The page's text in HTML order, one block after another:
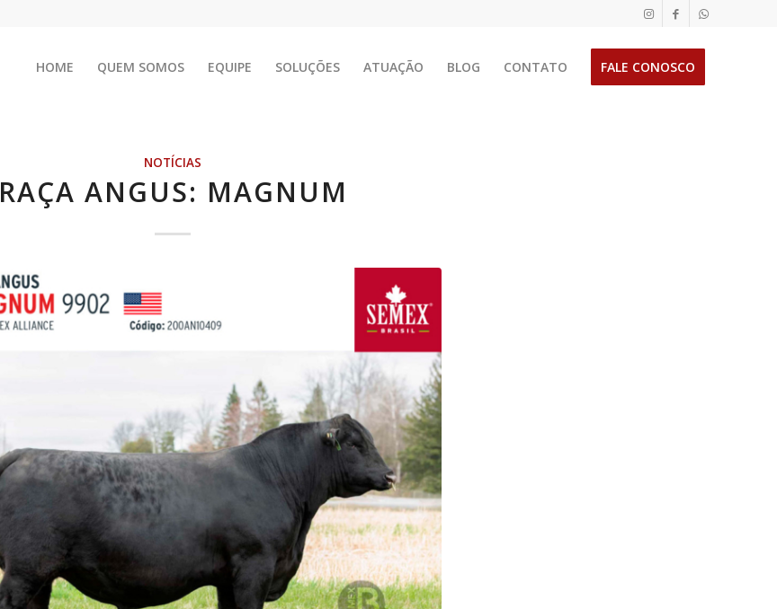
HOME QUEM SOMOS EQUIPE SOLUÇÕES ATUAÇÃO BLOG CONTATO FALE CONOSCO
NOTÍCIAS
RAÇA ANGUS: MAGNUM